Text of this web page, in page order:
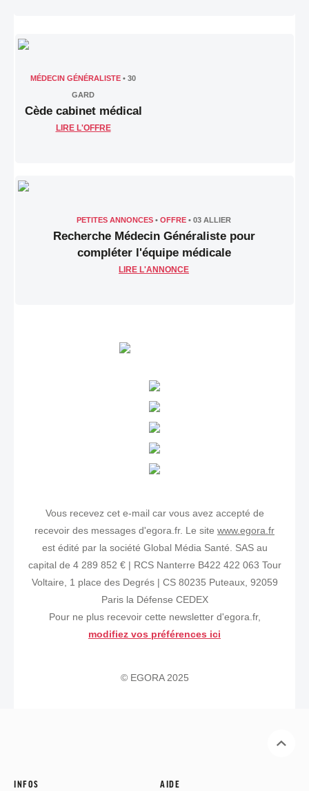
MÉDECIN GÉNÉRALISTE • 30
GARD
Cède cabinet médical
LIRE L'OFFRE
PETITES ANNONCES • OFFRE • 03 ALLIER
Recherche Médecin Généraliste pour
compléter l'équipe médicale
LIRE L'ANNONCE
Vous recevez cet e-mail car vous avez accepté de
recevoir des messages d'egora.fr. Le site www.egora.fr
est édité par la société Global Média Santé. SAS au
capital de 4 289 852 € | RCS Nanterre B422 422 063 Tour
Voltaire, 1 place des Degrés | CS 80235 Puteaux, 92059
Paris la Défense CEDEX
Pour ne plus recevoir cette newsletter d'egora.fr,
modifiez vos préférences ici
© EGORA 2025
INFOS AIDE